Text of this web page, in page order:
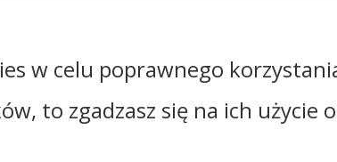
zmian
w celu poprawnego
to zgadzasz się na ich użycie